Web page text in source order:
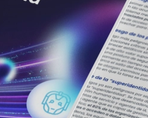
innovación segura, impulsada por IA.